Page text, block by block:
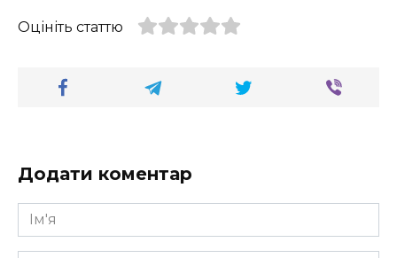
Оцініть статтю
Додати коментар
Ім'я
*